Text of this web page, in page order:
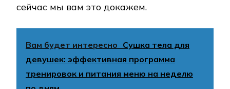
сейчас мы вам это докажем.
Вам будет интересно Сушка тела для
девушек: эффективная программа
тренировок и питания меню на неделю